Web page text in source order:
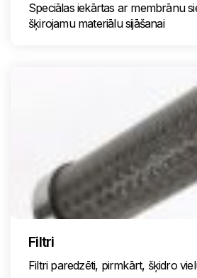
Speciālas iekārtas ar membrānu
šķirojamu materiālu sijāšanai
Filtri
Filtri paredzēti, pirmkārt, šķidro